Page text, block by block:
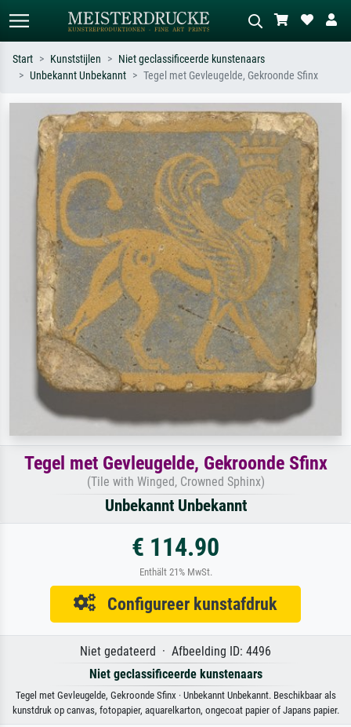
Zoek op kunstenaar, titel of stijl – bijv.
Monet, Sterrennacht, impressionisme,
Hokusai-golf, naakt.
Beschrijf de scène – bijv. groene
weide, abstract met veel rood, donker
olieverfschilderij, staand naakt naast
een boom.
Start Kunststijlen
Niet geclassificeerde kunstenaars
Unbekannt Unbekannt
Tegel met Gevleugelde, Gekroonde Sfinx
Tegel met Gevleugelde, Gekroonde Sfinx
(Tile with Winged, Crowned Sphinx)
Unbekannt Unbekannt
€ 114.90
Enthält 21% MwSt.
Configureer kunstafdruk
Niet gedateerd · Afbeelding ID: 4496
Niet geclassificeerde kunstenaars
Tegel met Gevleugelde, Gekroonde Sfinx · Unbekannt Unbekannt. Beschikbaar als
kunstdruk op canvas, fotopapier, aquarelkarton, ongecoat papier of Japans papier.